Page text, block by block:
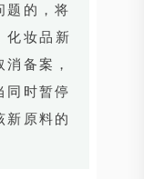
题的，将
化妆品新
备案，
同时暂停
新原料的